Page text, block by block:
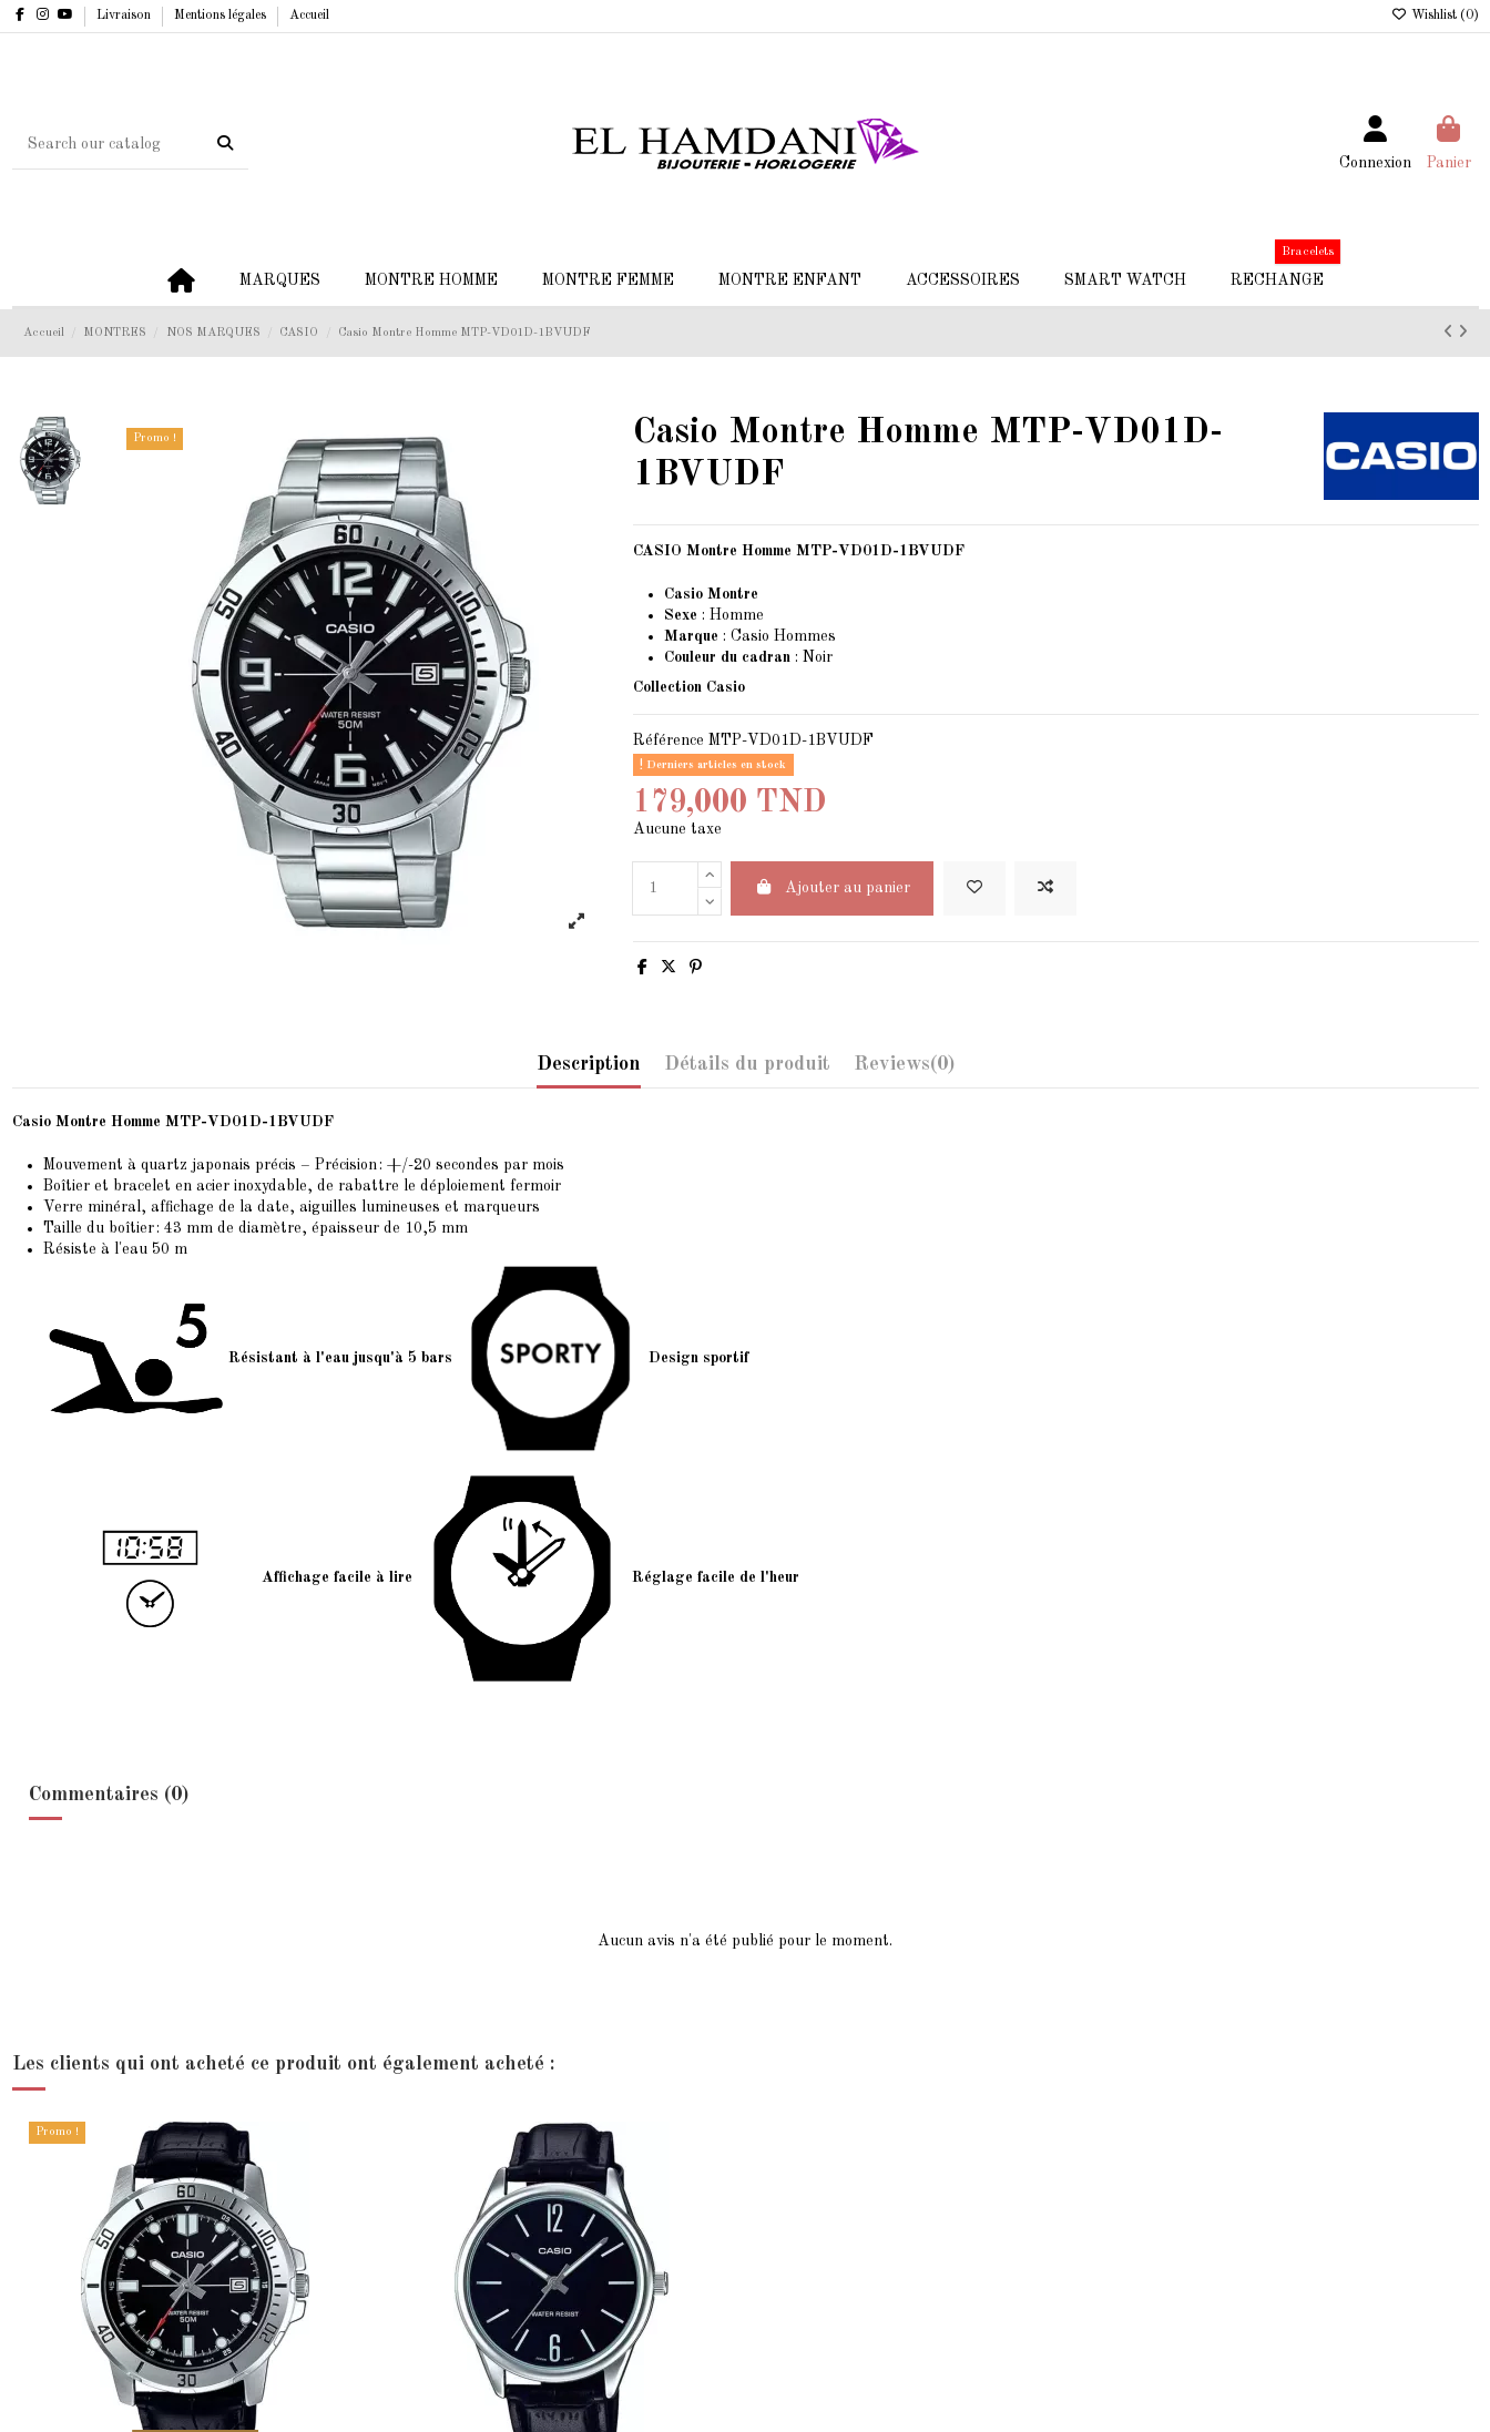
Livraison Mentions légales Accueil Wishlist (0)
Connexion Panier
MARQUES MONTRE HOMME MONTRE FEMME MONTRE ENFANT ACCESSOIRES SMART WATCH RECHANGE
Bracelets
Accueil MONTRES NOS MARQUES CASIO Casio Montre Homme MTP-VD01D-1BVUDF
Promo !
Casio Montre Homme MTP-VD01D-
1BVUDF
CASIO Montre Homme MTP-VD01D-1BVUDF
Casio Montre
Sexe : Homme
Marque : Casio Hommes
Couleur du cadran: Noir
Collection Casio
Référence MTP-VD01D-1BVUDF
Derniers articles en stock
179,000 TND
Aucune taxe
Ajouter au panier
Description Détails du produit Reviews(0)
Casio Montre Homme MTP-VD01D-1BVUDF
Mouvement à quartz japonais précis – Précision : +/-20 secondes par mois
Boîtier et bracelet en acier inoxydable, de rabattre le déploiement fermoir
Verre minéral, affichage de la date, aiguilles lumineuses et marqueurs
Taille du boîtier : 43 mm de diamètre, épaisseur de 10,5 mm
Résiste à l'eau 50 m
Résistant à l'eau jusqu'à 5 bars Design sportif
Affichage facile à lire Réglage facile de l'heur
Commentaires (0)
Aucun avis n'a été publié pour le moment.
Les clients qui ont acheté ce produit ont également acheté :
Promo !